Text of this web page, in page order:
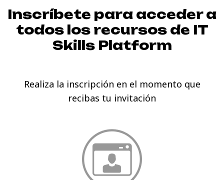
Inscríbete para acceder a
todos los recursos de IT
Skills Platform
Realiza la inscripción en el momento que
recibas tu invitación